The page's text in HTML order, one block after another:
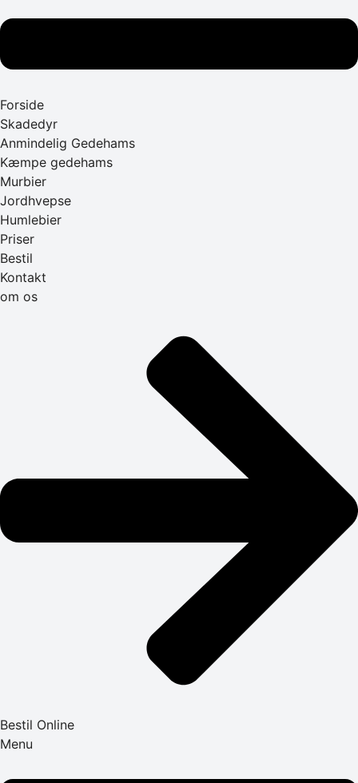
Forside
Skadedyr
Anmindelig Gedehams
Kæmpe gedehams
Murbier
Jordhvepse
Humlebier
Priser
Bestil
Kontakt
om os
Bestil Online
Menu